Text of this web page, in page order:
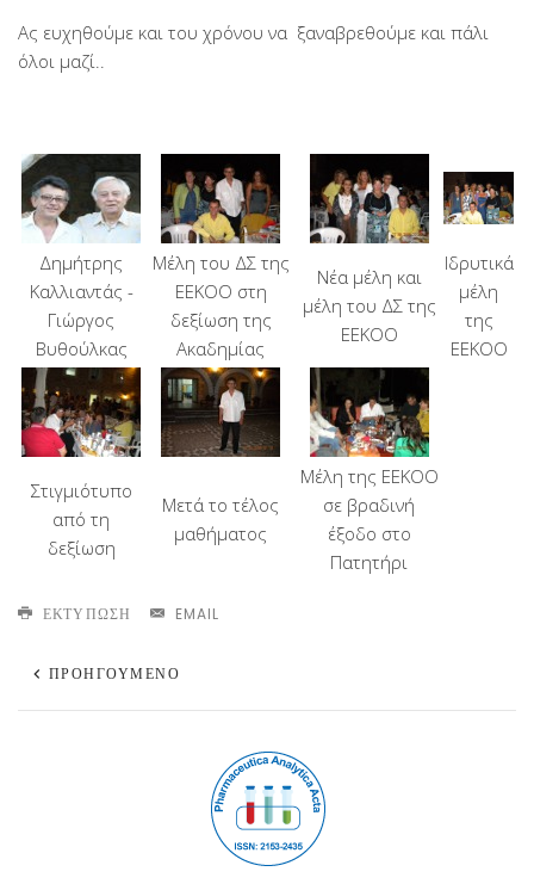
Ας ευχηθούμε και του χρόνου να ξαναβρεθούμε και πάλι
όλοι μαζί..
Δημήτρης
Καλλιαντάς -
Γιώργος
Βυθούλκας
Μέλη του ΔΣ της
ΕΕΚΟΟ στη
δεξίωση της
Ακαδημίας
Νέα μέλη και
μέλη του ΔΣ της
ΕΕΚΟΟ
Ιδρυτικά
μέλη
της
ΕΕΚΟΟ
Στιγμιότυπο
από τη
δεξίωση
Μετά το τέλος
μαθήματος
Μέλη της ΕΕΚΟΟ
σε βραδινή
έξοδο στο
Πατητήρι
ΕΚΤΎΠΩΣΗ EMAIL
ΠΡΟΗΓΟΎΜΕΝΟ